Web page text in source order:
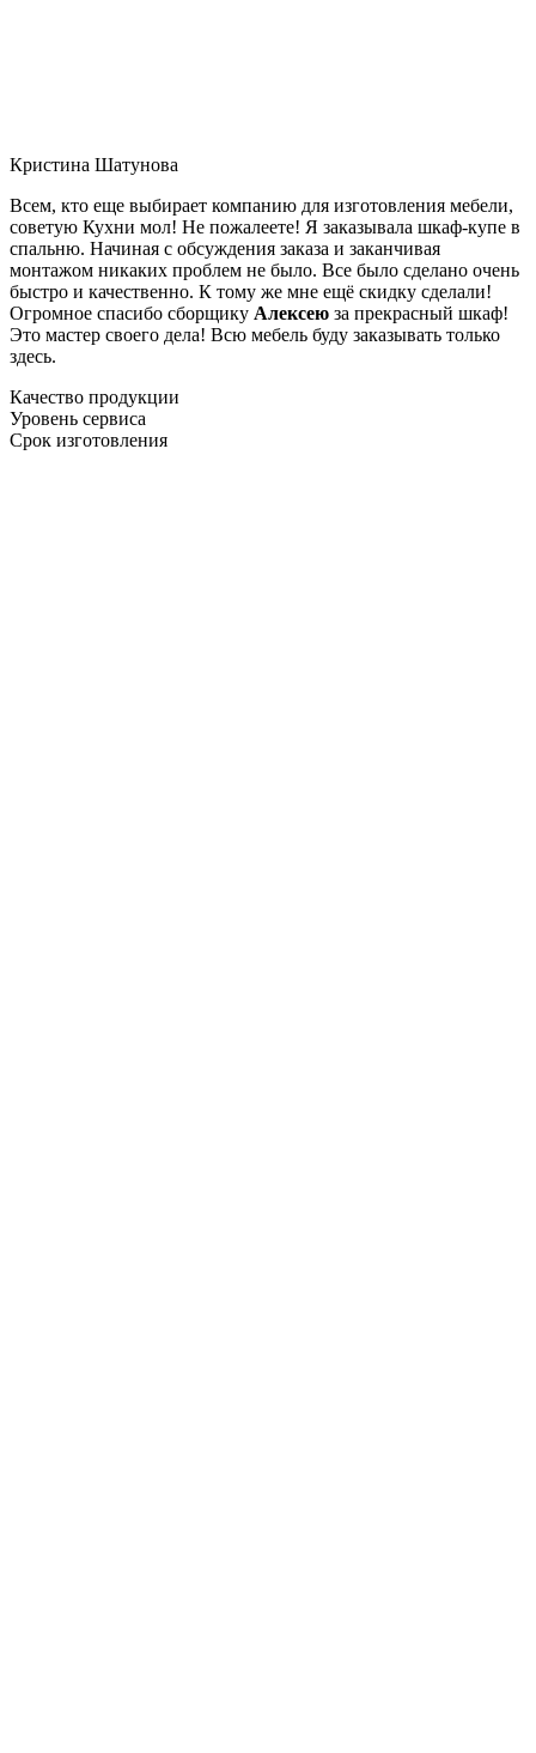
Кристина Шатунова
Всем, кто еще выбирает компанию для изготовления мебели,
советую Кухни мол! Не пожалеете! Я заказывала шкаф-купе в
спальню. Начиная с обсуждения заказа и заканчивая
монтажом никаких проблем не было. Все было сделано очень
быстро и качественно. К тому же мне ещё скидку сделали!
Огромное спасибо сборщику Алексею за прекрасный шкаф!
Это мастер своего дела! Всю мебель буду заказывать только
здесь.
Качество продукции
Уровень сервиса
Срок изготовления